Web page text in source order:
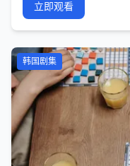
立即观看
韩国剧集